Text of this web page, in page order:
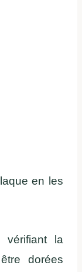
en les
vérifiant la
dorées